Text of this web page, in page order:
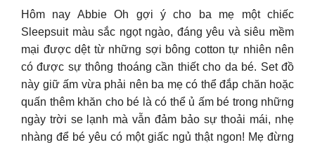
Hôm nay Abbie Oh gợi ý cho ba mẹ một chiếc
Sleepsuit màu sắc ngọt ngào, đáng yêu và siêu mềm
mại được dệt từ những sợi bông cotton tự nhiên nên
có được sự thông thoáng cần thiết cho da bé. Set đồ
này giữ ấm vừa phải nên ba mẹ có thể đắp chăn hoặc
quấn thêm khăn cho bé là có thể ủ ấm bé trong những
ngày trời se lạnh mà vẫn đảm bảo sự thoải mái, nhẹ
nhàng để bé yêu có một giấc ngủ thật ngon! Mẹ đừng